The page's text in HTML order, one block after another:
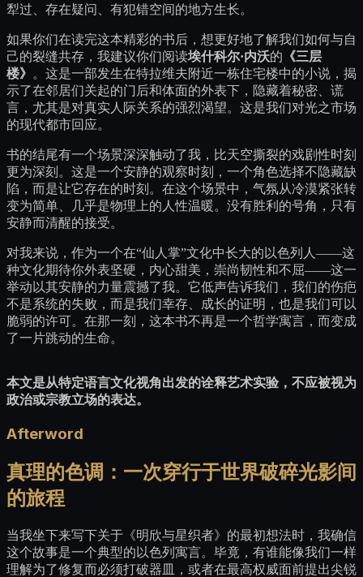
犁过、存在疑问、有犯错空间的地方生长。
如果你们在读完这本精彩的书后，想更好地了解我们如何与自
己的裂缝共存，我建议你们阅读埃什科尔·内沃的 《三层
楼》 。这是一部发生在特拉维夫附近一栋住宅楼中的小说，揭
示了在邻居们关起的门后和体面的外表下，隐藏着秘密、谎
言，尤其是对真实人际关系的强烈渴望。这是我们对光之市场
的现代都市回应。
书的结尾有一个场景深深触动了我，比天空撕裂的戏剧性时刻
更为深刻。这是一个安静的观察时刻，一个角色选择不隐藏缺
陷，而是让它存在的时刻。在这个场景中，气氛从冷漠紧张转
变为简单、几乎是物理上的人性温暖。没有胜利的号角，只有
安静而清醒的接受。
对我来说，作为一个在“仙人掌”文化中长大的以色列人——这
种文化期待你外表坚硬，内心甜美，崇尚韧性和不屈——这一
举动以其安静的力量震撼了我。它低声告诉我们，我们的伤疤
不是系统的失败，而是我们幸存、成长的证明，也是我们可以
脆弱的许可。在那一刻，这本书不再是一个哲学寓言，而变成
了一片跳动的生命。
本文是从特定语言文化视角出发的诠释艺术实验，不应被视为
政治或宗教立场的表达。
Afterword
真理的色调：一次穿行于世界破碎光影间
的旅程
当我坐下来写下关于《明欣与星织者》的最初想法时，我确信
这个故事是一个典型的以色列寓言。毕竟，有谁能像我们一样
理解为了修复而必须打破器皿，或者在最高权威面前提出尖锐